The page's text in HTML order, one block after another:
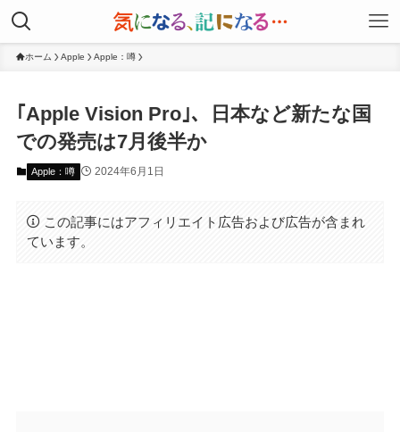
ホーム Apple Apple：噂
｢Apple Vision Pro｣、日本など新たな国
での発売は7月後半か
Apple：噂 2024年6月1日
この記事にはアフィリエイト広告および広告が含まれ
ています。